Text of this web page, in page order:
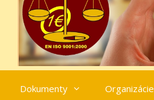
Dokumenty Organizácie